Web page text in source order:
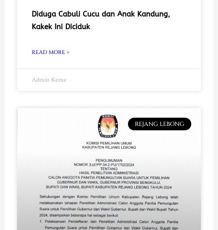
Diduga Cabuli Cucu dan Anak Kandung,
Kakek Ini Diciduk
READ MORE »
Admin Keme
REJANG LEBONG